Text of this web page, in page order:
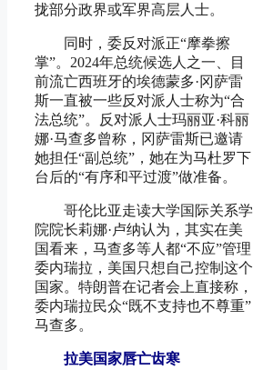
拢部分政界或军界高层人士。
同时，委反对派正“摩拳擦
掌”。2024年总统候选人之一、目
前流亡西班牙的埃德蒙多·冈萨雷
斯一直被一些反对派人士称为“合
法总统”。反对派人士玛丽亚·科丽
娜·马查多曾称，冈萨雷斯已邀请
她担任“副总统”，她在为马杜罗下
台后的“有序和平过渡”做准备。
哥伦比亚走读大学国际关系学
院院长莉娜·卢纳认为，其实在美
国看来，马查多等人都“不应”管理
委内瑞拉，美国只想自己控制这个
国家。特朗普在记者会上直接称，
委内瑞拉民众“既不支持也不尊重”
马查多。
拉美国家唇亡齿寒